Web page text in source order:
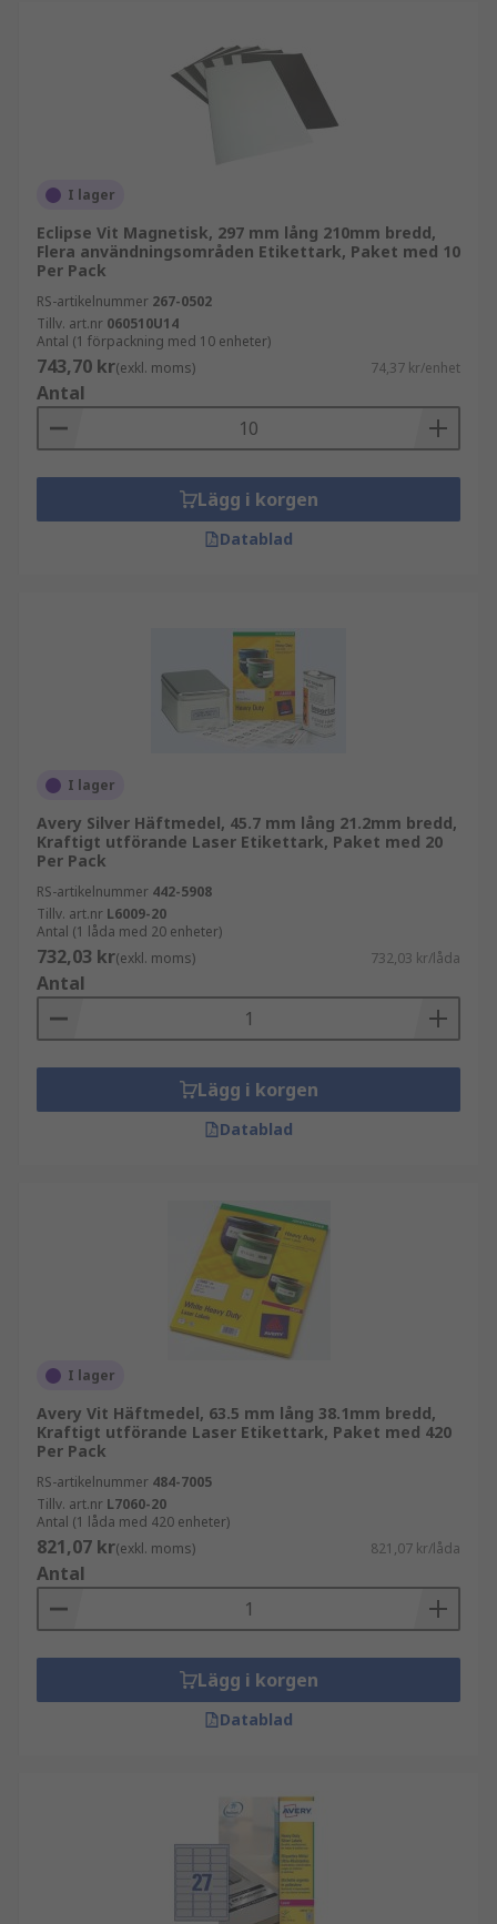
I lager
Eclipse Vit Magnetisk, 297 mm lång 210mm bredd,
Flera användningsområden Etikettark, Paket med 10
Per Pack
RS-artikelnummer 267-0502
Tillv. art.nr 060510U14
Antal (1 förpackning med 10 enheter)
743,70 kr(exkl. moms) 74,37 kr/enhet
Antal
Lägg i korgen
Datablad
I lager
Avery Silver Häftmedel, 45.7 mm lång 21.2mm bredd,
Kraftigt utförande Laser Etikettark, Paket med 20
Per Pack
RS-artikelnummer 442-5908
Tillv. art.nr L6009-20
Antal (1 låda med 20 enheter)
732,03 kr(exkl. moms) 732,03 kr/låda
Antal
Lägg i korgen
Datablad
I lager
Avery Vit Häftmedel, 63.5 mm lång 38.1mm bredd,
Kraftigt utförande Laser Etikettark, Paket med 420
Per Pack
RS-artikelnummer 484-7005
Tillv. art.nr L7060-20
Antal (1 låda med 420 enheter)
821,07 kr(exkl. moms) 821,07 kr/låda
Antal
Lägg i korgen
Datablad